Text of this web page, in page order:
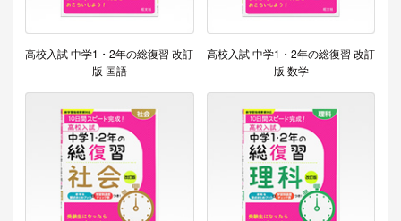
高校入試 中学1・2年の総復習 改訂
版 国語
高校入試 中学1・2年の総復習 改訂
版 数学